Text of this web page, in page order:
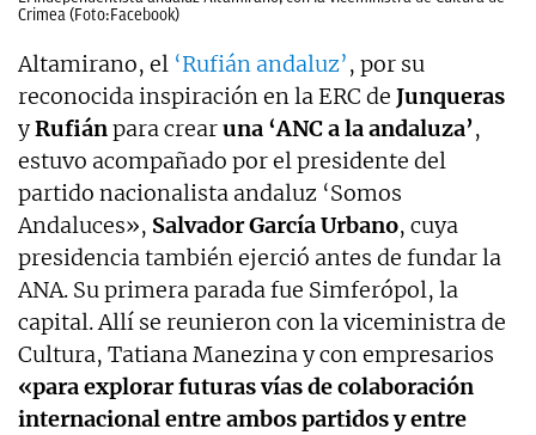
Crimea (Foto:Facebook)
Altamirano, el ‘Rufián andaluz’, por su
reconocida inspiración en la ERC de Junqueras
yRufiánpara crearuna ‘ANC a la andaluza’,
estuvo acompañado por el presidente del
partido nacionalista andaluz ‘Somos
Andaluces», Salvador García Urbano, cuya
presidencia también ejerció antes de fundar la
ANA. Su primera parada fue Simferópol, la
capital. Allí se reunieron con la viceministra de
Cultura, Tatiana Manezina y con empresarios
«para explorar futuras vías de colaboración
internacional entre ambos partidos y entre